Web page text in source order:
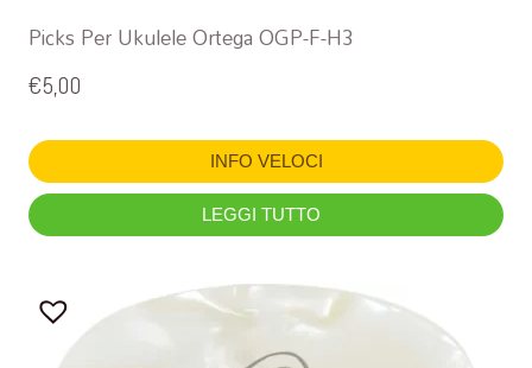
Picks Per Ukulele Ortega OGP-F-H3
€5,00
INFO VELOCI
LEGGI TUTTO